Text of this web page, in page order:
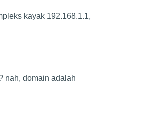
kayak 192.168.1.1,
nah, domain adalah